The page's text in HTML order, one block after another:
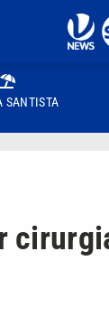
SANTISTA